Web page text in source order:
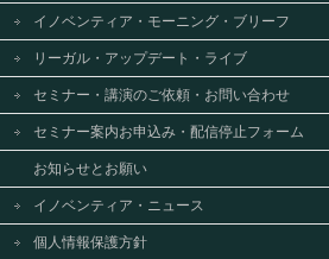
イノベンティア・モーニング・ブリーフ
リーガル・アップデート・ライブ
セミナー・講演のご依頼・お問い合わせ
セミナー案内お申込み・配信停止フォーム
お知らせとお願い
イノベンティア・ニュース
個人情報保護方針